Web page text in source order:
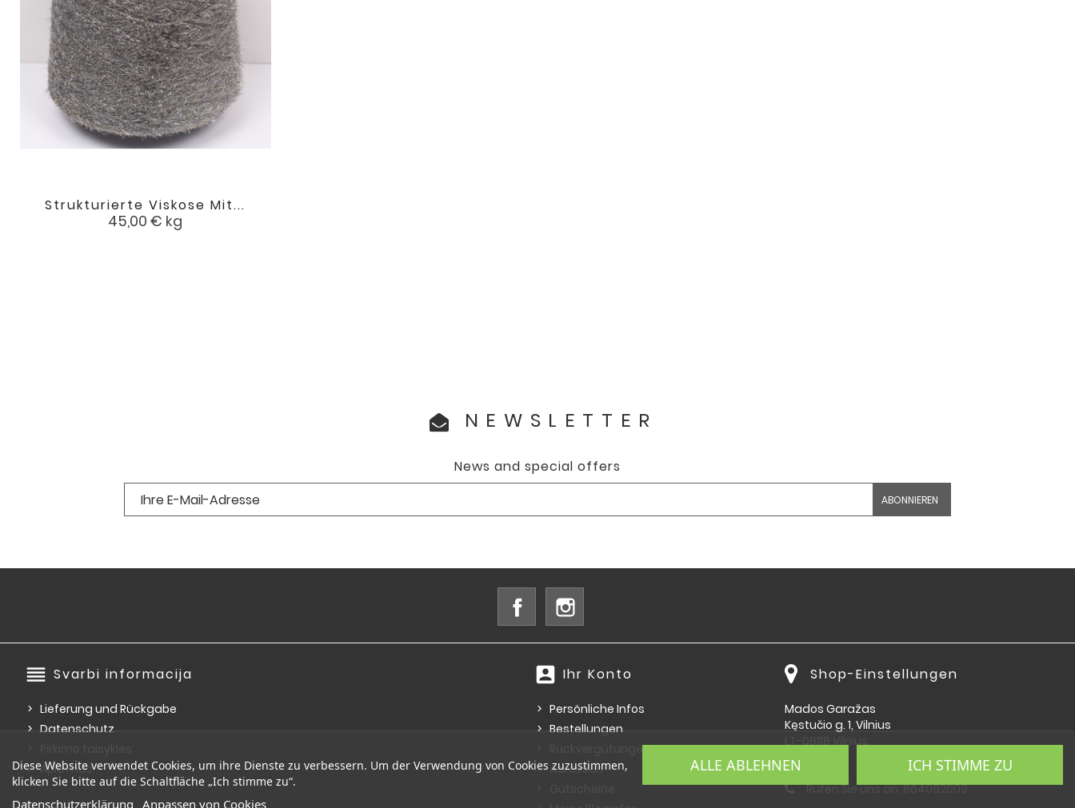
Strukturierte Viskose Mit...
Preis
45,00 € kg

NEWSLETTER
News and special offers
Facebook
reorder Svarbi informacija
Lieferung und Rückgabe
Datenschutz
Apie mus
account_box Ihr Konto
Persönliche Infos
Bestellungen
Rückvergütungen
Adressen
Shop-Einstellungen
Mados Garažas
Kęstučio g. 1, Vilnius
Lietuva
Rufen Sie uns an:864092009
Diese Website verwendet Cookies, um ihre Dienste zu verbessern. Um der Verwendung von Cookies zuzustimmen,
klicken Sie bitte auf die Schaltfläche „Ich stimme zu“.
Datenschutzerklärung Anpassen von Cookies
ALLE ABLEHNEN ICH STIMME ZU